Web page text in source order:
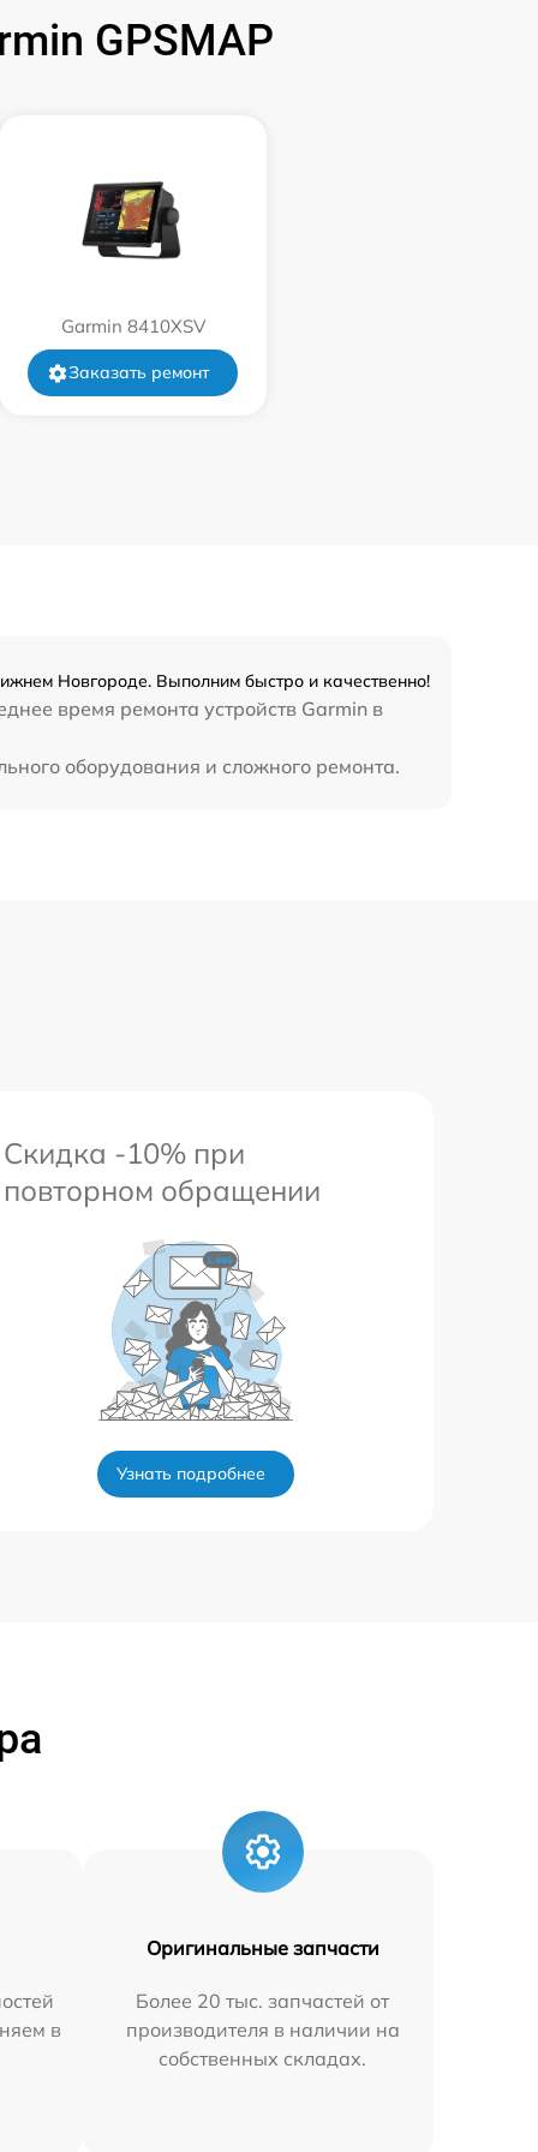
2500 р
2500 р
GPSMAP
Garmin 8410XSV
Заказать ремонт
Новгороде. Выполним быстро и качественно!
время ремонта устройств Garmin в
оборудования и сложного ремонта.
Скидка -10% при
повторном обращении
Узнать подробнее
в
Оригинальные запчасти
Более 20 тыс. запчастей от
производителя в наличии на
собственных складах.